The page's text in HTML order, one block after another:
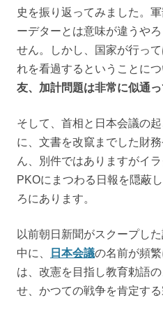
史を振り返ってみました。
ーデターとは意味が違うや
せん。しかし、国家が行っ
れを看過するということにつ
友、加計問題は非常に似通
そして、首相と日本会議の
に、文書を改竄までした財
ん、別件ではありますがイ
PKOにまつわる日報を隠蔽
ろにあります。
以前朝日新聞がスクープし
中に、
日本会議の名前が頻
は、改憲を目指し教育勅語
せ、かつての戦争を肯定す